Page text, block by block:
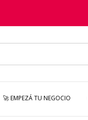
🚀 EMPEZÁ TU NEGOCIO